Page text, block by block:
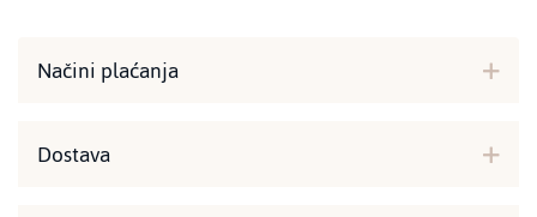
Načini plaćanja
Dostava